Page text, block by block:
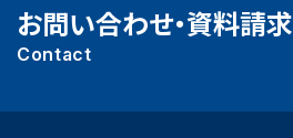
お問い合わせ・資料請求
Contact